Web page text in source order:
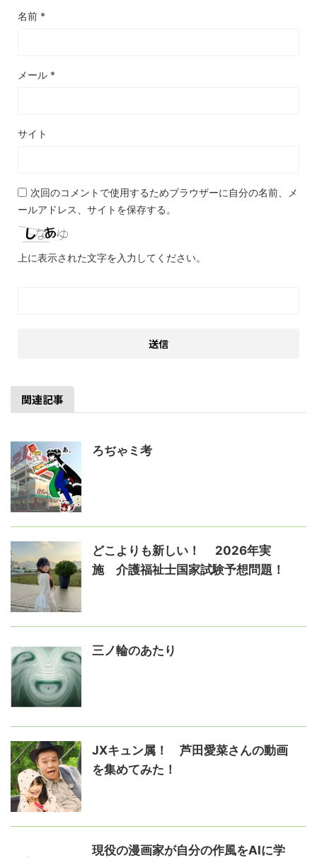
名前 *
メール *
サイト
次回のコメントで使用するためブラウザーに自分の名前、メ
ールアドレス、サイトを保存する。
上に表示された文字を入力してください。
関連記事
ろぢゃミ考
どこよりも新しい！ 2026年実
施 介護福祉士国家試験予想問題！
三ノ輪のあたり
JXキュン属！ 芦田愛菜さんの動画
を集めてみた！
現役の漫画家が自分の作風をAIに学